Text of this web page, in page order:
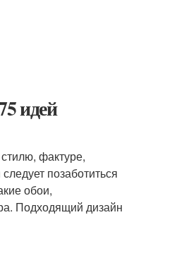
идей
фактуре,
позаботиться
обои,
Подходящий дизайн